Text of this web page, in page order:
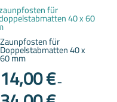
Zaunpfosten für
Doppelstabmatten 40 x
60 mm
14,00€–
Produkt
weist
auf.